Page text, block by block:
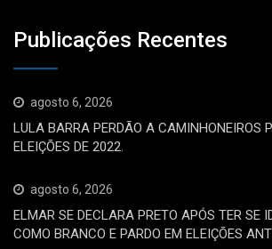
Publicações Recentes
agosto 6, 2026
LULA BARRA PERDÃO A CAMINHONEIROS
ELEIÇÕES DE 2022.
agosto 6, 2026
ELMAR SE DECLARA PRETO APÓS TER SE
COMO BRANCO E PARDO EM ELEIÇÕES